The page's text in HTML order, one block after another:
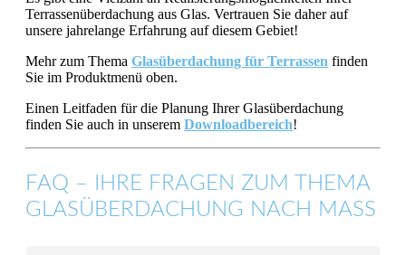
Terrassenüberdachung aus Glas. Vertrauen Sie daher auf
unsere jahrelange Erfahrung auf diesem Gebiet!
Mehr zum Thema Glasüberdachung für Terrassen finden
Sie im Produktmenü oben.
Einen Leitfaden für die Planung Ihrer Glasüberdachung
finden Sie auch in unserem Downloadbereich!
FAQ – IHRE FRAGEN ZUM THEMA
GLASÜBERDACHUNG NACH MASS